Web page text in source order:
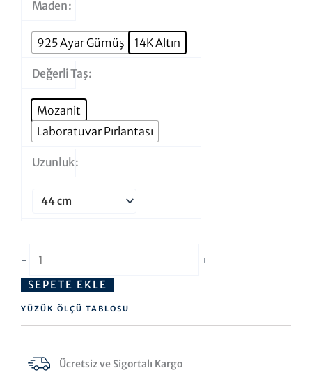
Maden
925 Ayar Gümüş 14K Altın
Değerli Taş
Mozanit
Laboratuvar Pırlantası
Uzunluk
-
Yolu
adet
+
SEPETE EKLE
YÜZÜK ÖLÇÜ TABLOSU
Ücretsiz ve Sigortalı Kargo